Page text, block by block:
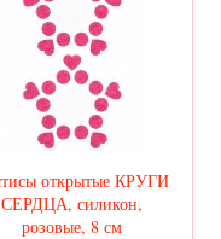
открытые КРУГИ
СЕРДЦА, силикон,
розовые, 8 см